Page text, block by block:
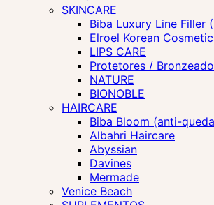
SKINCARE
Biba Luxury Line Filler
Elroel Korean
LIPS CARE
Protetores /
NATURE
BIONOBLE
HAIRCARE
Biba Bloom (anti-
Albahri Haircare
Abyssian
Davines
Mermade
Venice Beach